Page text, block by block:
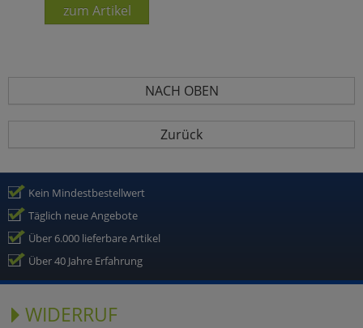
zum Artikel
NACH OBEN
Zurück
Kein Mindestbestellwert
Täglich neue Angebote
Über 6.000 lieferbare Artikel
Über 40 Jahre Erfahrung
WIDERRUF